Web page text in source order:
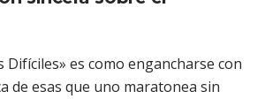
Difíciles» es como engancharse con
de esas que uno maratonea sin